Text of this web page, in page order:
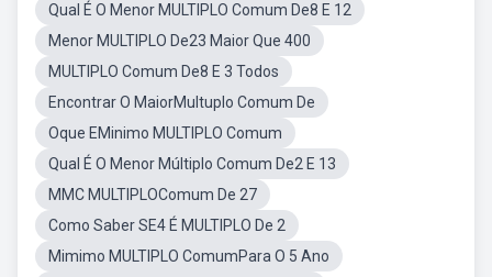
Qual É O Menor MULTIPLO Comum De8 E 12
Menor MULTIPLO De23 Maior Que 400
MULTIPLO Comum De8 E 3 Todos
Encontrar O MaiorMultuplo Comum De
Oque EMinimo MULTIPLO Comum
Qual É O Menor Múltiplo Comum De2 E 13
MMC MULTIPLOComum De 27
Como Saber SE4 É MULTIPLO De 2
Mimimo MULTIPLO ComumPara O 5 Ano